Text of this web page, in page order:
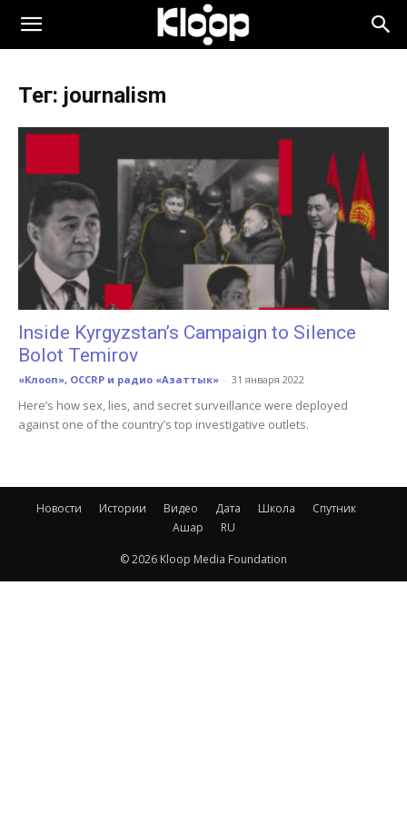
KLOOP.KG
Новости
Кыргызстана
Тег: journalism
Inside Kyrgyzstan’s Campaign to Silence
Bolot Temirov
«Клооп», OCCRP и радио «Азаттык» - 31 января 2022
Here’s how sex, lies, and secret surveillance were deployed
against one of the country’s top investigative outlets.
Новости Истории Видео Дата Школа
Спутник
Ашар
RU
© 2026 Kloop Media Foundation